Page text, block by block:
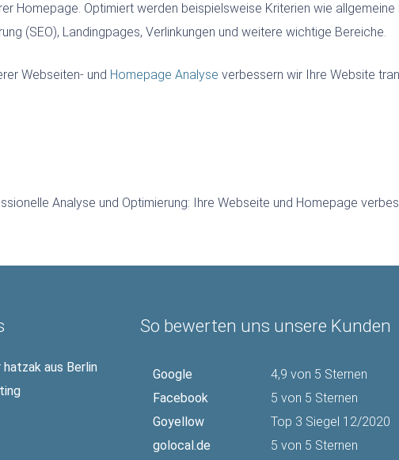
Homepage. Optimiert werden beispielsweise Kriterien wie allgemeine
(SEO), Landingpages, Verlinkungen und weitere wichtige Bereiche.
Webseiten- und Homepage Analyse verbessern wir Ihre Website
Analyse und Optimierung: Ihre Webseite und Homepage
aus Berlin
So bewerten uns unsere Kunden
Google
Facebook
Goyellow
golocal.de
4,9 von 5 Sternen
5 von 5 Sternen
Top 3 Siegel 12/2020
5 von 5 Sternen